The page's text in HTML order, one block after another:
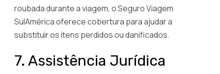
roubada durante a viagem, o Seguro Viagem
SulAmérica oferece cobertura para ajudar a
substituir os itens perdidos ou danificados.
7. Assistência Jurídica